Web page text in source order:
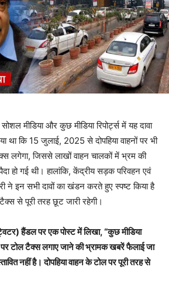
मीडिया और कुछ मीडिया रिपोर्ट्स में यह दावा
था कि 15 जुलाई, 2025 से दोपहिया वाहनों पर भी
लगेगा, जिससे लाखों वाहन चालकों में भ्रम की
हो गई थी। हालांकि, केंद्रीय सड़क परिवहन एवं
ने इन सभी दावों का खंडन करते हुए स्पष्ट किया है
टैक्स से पूरी तरह छूट जारी रहेगी।
हैंडल पर एक पोस्ट में लिखा, “कुछ मीडिया
पर टोल टैक्स लगाए जाने की भ्रामक खबरें फैलाई जा
नहीं है। दोपहिया वाहन के टोल पर पूरी तरह से